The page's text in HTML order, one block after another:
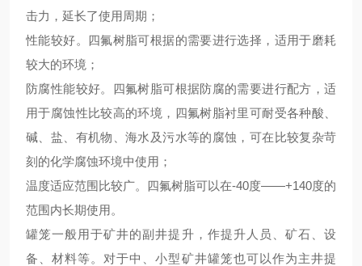
击力， 延长了使用 周期 ；
性能较好。
四氟树脂可根据的需要进行选择，适用于磨耗
较大的环境；
防腐性能较好。
四氟树脂可根据防腐的需要进行配方，适
用于腐蚀性比较高的环境 ， 四氟树脂衬里可耐受各种酸、
碱、盐、有机物、海水及污水等的腐蚀，可在 比较复杂苛
刻的化学腐蚀环境中使用；
温度适应范围 比较广。 四氟树脂可以在-40度——+140度的
范围内长期使用 。
罐笼一般用于矿井的副井提升，作提升人员、矿石、设
备、材料等。对于中、小型矿井罐笼也可以作为主井提